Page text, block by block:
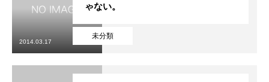
未分類
ゃない。
2014.03.17